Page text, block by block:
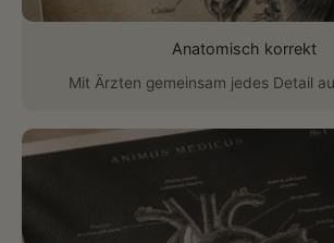
Anatomisch korrekt
Mit Ärzten gemeinsam jedes Detail